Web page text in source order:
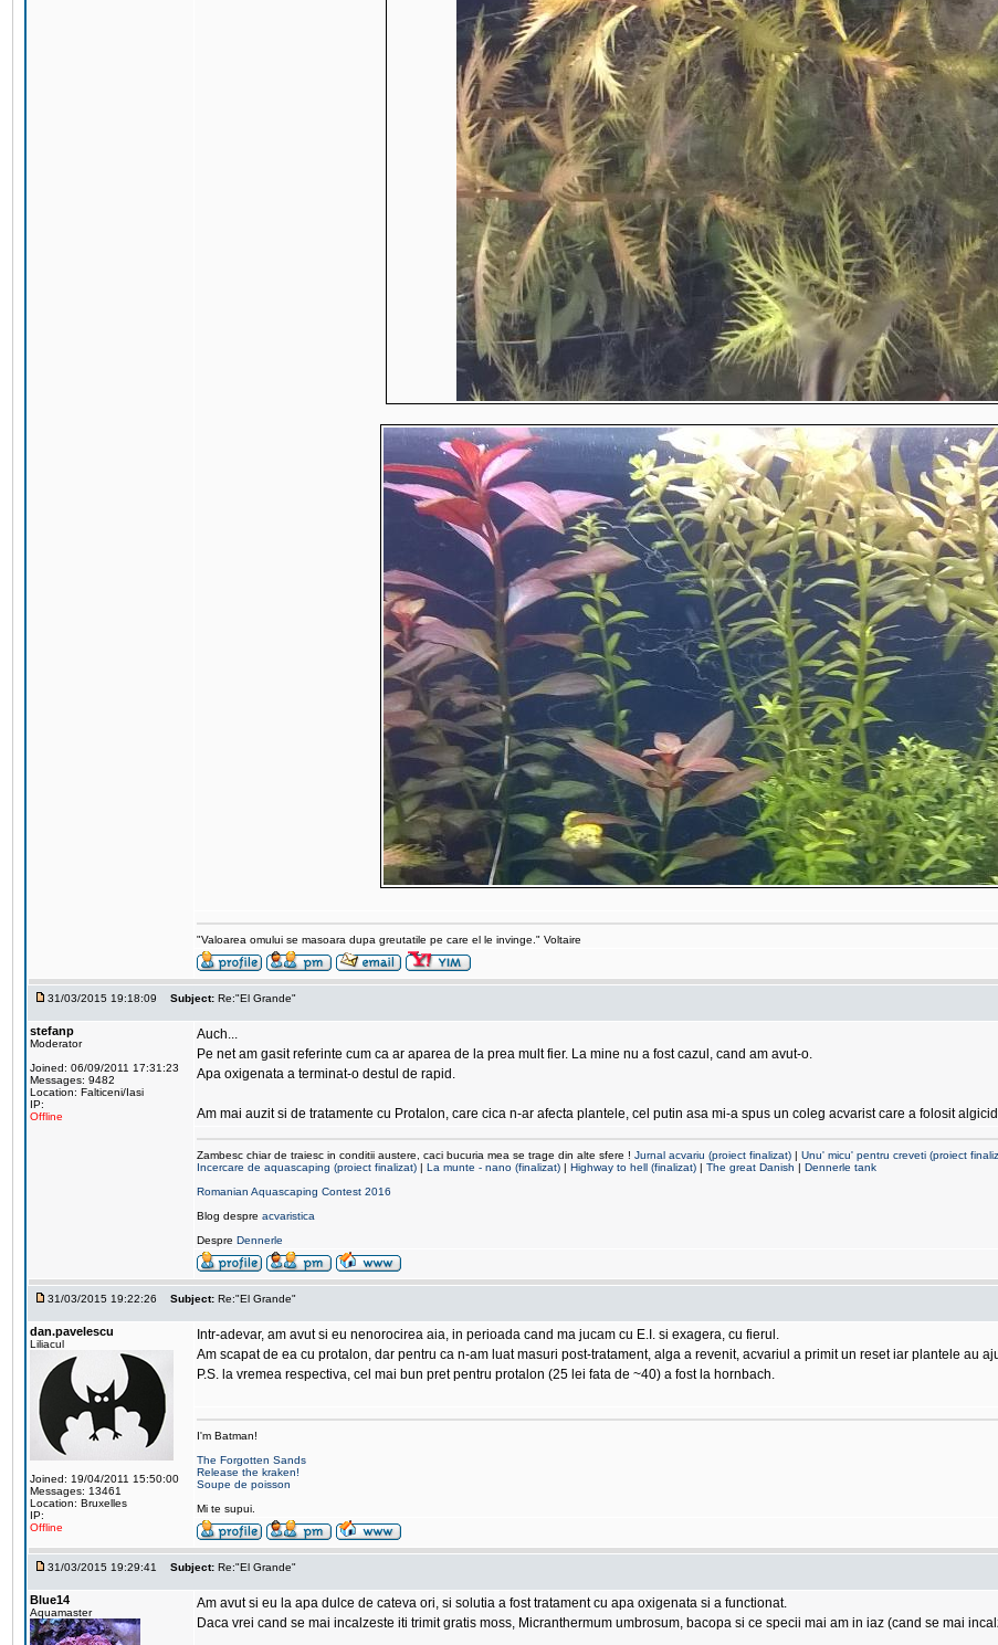
"Valoarea omului se masoara dupa greutatile pe care el le invinge." Voltaire
31/03/2015 19:18:09 Subject: Re:"El Grande"
stefanp
Moderator
Joined: 06/09/2011 17:31:23
Messages: 9482
Location: Falticeni/Iasi
IP:
Offline
Auch...
Pe net am gasit referinte cum ca ar aparea de la prea mult fier. La mine nu a fost cazul, cand am avut-o.
Apa oxigenata a terminat-o destul de rapid.
Am mai auzit si de tratamente cu Protalon, care cica n-ar afecta plantele, cel putin asa mi-a spus un coleg acvarist care a folosit
Zambesc chiar de traiesc in conditii austere, caci bucuria mea se trage din alte sfere ! Jurnal acvariu (proiect finalizat) | Unu' micu' pentru creveti (proiect
Incercare de aquascaping (proiect finalizat) | La munte - nano (finalizat) | Highway to hell (finalizat) | The great Danish | Dennerle tank
Romanian Aquascaping Contest 2016
Blog despre acvaristica
Despre Dennerle
31/03/2015 19:22:26 Subject: Re:"El Grande"
dan.pavelescu
Liliacul
Joined: 19/04/2011 15:50:00
Messages: 13461
Location: Bruxelles
IP:
Offline
Intr-adevar, am avut si eu nenorocirea aia, in perioada cand ma jucam cu E.I. si exagera, cu fierul.
Am scapat de ea cu protalon, dar pentru ca n-am luat masuri post-tratament, alga a revenit, acvariul a primit un reset iar plantele au
P.S. la vremea respectiva, cel mai bun pret pentru protalon (25 lei fata de ~40) a fost la hornbach.
I'm Batman!
The Forgotten Sands
Release the kraken!
Soupe de poisson
Mi te supui.
31/03/2015 19:29:41 Subject: Re:"El Grande"
Blue14
Aquamaster
Am avut si eu la apa dulce de cateva ori, si solutia a fost tratament cu apa oxigenata si a functionat.
Daca vrei cand se mai incalzeste iti trimit gratis moss, Micranthermum umbrosum, bacopa si ce specii mai am in iaz (cand se mai